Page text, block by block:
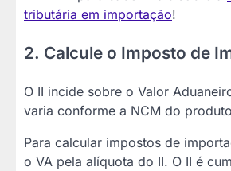
tributária em importação!
2. Calcule o Imposto de
O II incide sobre o Valor
varia conforme a NCM do
Para calcular impostos de
o VA pela alíquota do II. O II é